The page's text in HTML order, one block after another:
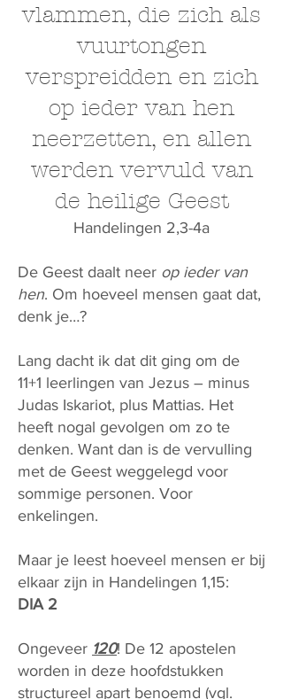
vlammen, die zich als
vuurtongen
verspreidden en zich
op ieder van hen
neerzetten, en allen
werden vervuld van
de heilige Geest
Handelingen 2,3-4a
De Geest daalt neer op ieder van
hen. Om hoeveel mensen gaat dat,
denk je…?
Lang dacht ik dat dit ging om de
11+1 leerlingen van Jezus – minus
Judas Iskariot, plus Mattias. Het
heeft nogal gevolgen om zo te
denken. Want dan is de vervulling
met de Geest weggelegd voor
sommige personen. Voor
enkelingen.
Maar je leest hoeveel mensen er bij
elkaar zijn in Handelingen 1,15:
DIA 2
Ongeveer 120! De 12 apostelen
worden in deze hoofdstukken
structureel apart benoemd (vgl.